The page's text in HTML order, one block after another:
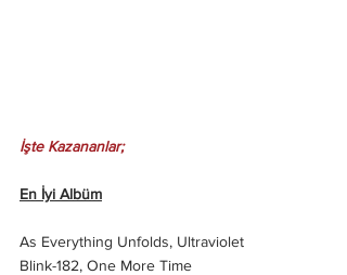
İşte Kazananlar;
En İyi Albüm
As Everything Unfolds, Ultraviolet
Blink-182, One More Time